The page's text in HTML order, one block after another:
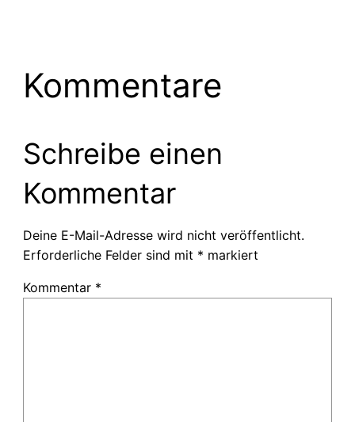
Kommentare
Schreibe einen
Kommentar
Deine E-Mail-Adresse wird nicht veröffentlicht.
Erforderliche Felder sind mit * markiert
Kommentar *